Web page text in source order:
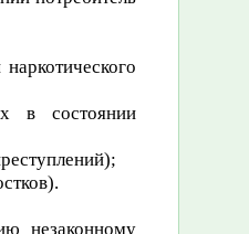
в состоянии
незаконному